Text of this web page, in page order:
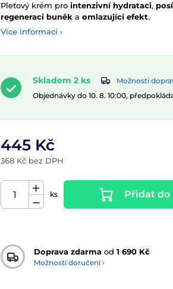
Pleťový krém pro intenzivní hydrataci,
regeneraci buněk a omlazující efekt.
Více informací ›
Skladem 2 ks
Možnosti
Objednávky do 10. 8. 10:00,
445 Kč
368 Kč bez DPH
ks Přidat do
Doprava zdarma od 1 690 Kč
Možnosti doručení ›